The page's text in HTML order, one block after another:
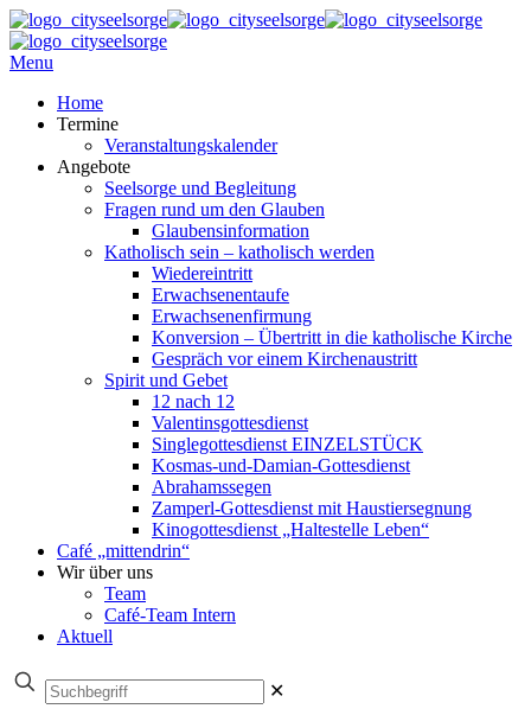
Menu
Home
Termine
Veranstaltungskalender
Angebote
Seelsorge und Begleitung
Fragen rund um den Glauben
Glaubensinformation
Katholisch sein – katholisch werden
Wiedereintritt
Erwachsenentaufe
Erwachsenenfirmung
Konversion – Übertritt in die katholische Kirche
Gespräch vor einem Kirchenaustritt
Spirit und Gebet
12 nach 12
Valentinsgottesdienst
Singlegottesdienst EINZELSTÜCK
Kosmas-und-Damian-Gottesdienst
Abrahamssegen
Zamperl-Gottesdienst mit Haustiersegnung
Kinogottesdienst „Haltestelle Leben“
Café „mittendrin“
Wir über uns
Team
Café-Team Intern
Aktuell
✕